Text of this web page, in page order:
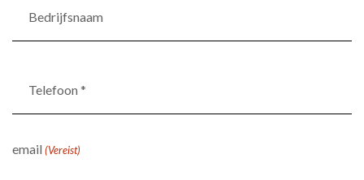
(Vereist)
email (Vereist)